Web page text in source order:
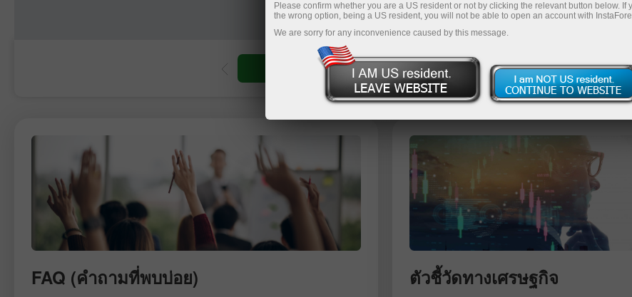
กา
FAQ (คำถามที่พบบ่อย) ตัวชี้วัดทางเศรษฐกิจ
Please confirm whether you are a US resident or not by clicking the relevant button below. If
the wrong option, being a US resident, you will not be able to open an account with
We are sorry for any inconvenience caused by this message.